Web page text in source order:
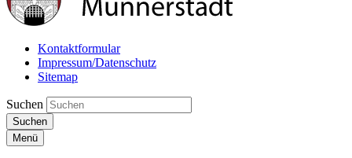
Kontaktformular
Impressum/Datenschutz
Sitemap
Suchen
Suchen
Menü